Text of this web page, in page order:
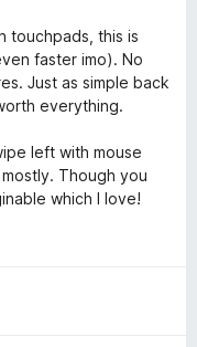
touchpads, this is
faster imo). No
Just as simple back
everything.
left with mouse
Though you
which I love!